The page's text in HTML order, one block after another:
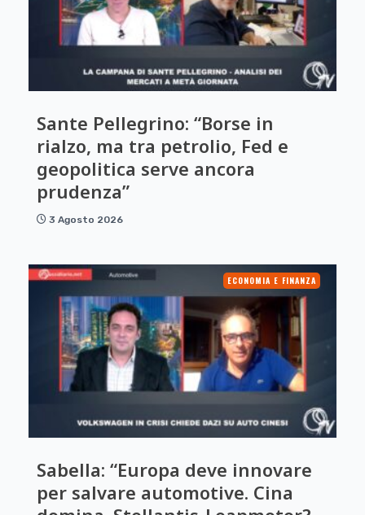
Sante Pellegrino: “Borse in
rialzo, ma tra petrolio, Fed e
geopolitica serve ancora
prudenza”
3 Agosto 2026
ECONOMIA E FINANZA
Sabella: “Europa deve innovare
per salvare automotive. Cina